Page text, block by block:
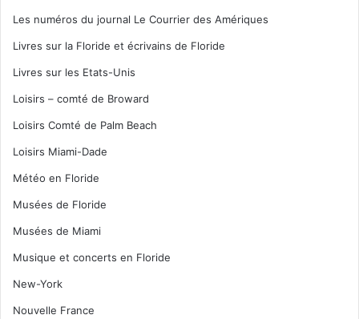
Les numéros du journal Le Courrier des Amériques
Livres sur la Floride et écrivains de Floride
Livres sur les Etats-Unis
Loisirs – comté de Broward
Loisirs Comté de Palm Beach
Loisirs Miami-Dade
Météo en Floride
Musées de Floride
Musées de Miami
Musique et concerts en Floride
New-York
Nouvelle France